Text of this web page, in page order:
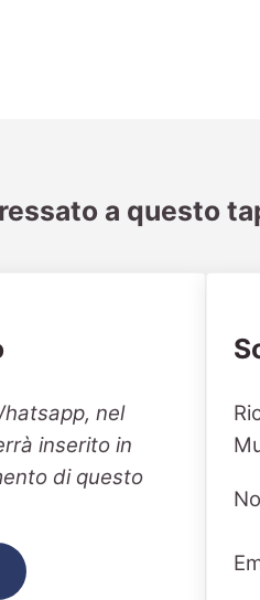
a questo
nel
inserito in
di questo